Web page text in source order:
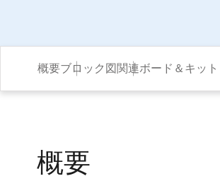
ず
概要ブロック図関連ボード＆キット
概要